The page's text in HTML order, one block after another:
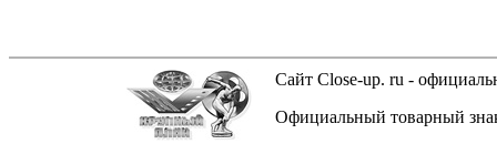
Сайт Close-up. ru -
Официальный товарный